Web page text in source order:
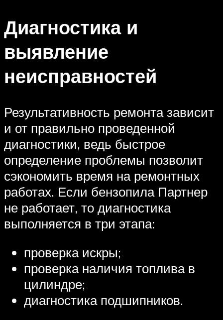
Диагностика и
выявление
неисправностей
Результативность ремонта зависит
и от правильно проведенной
диагностики, ведь быстрое
определение проблемы позволит
сэкономить время на ремонтных
работах. Если бензопила Партнер
не работает, то диагностика
выполняется в три этапа:
проверка искры;
проверка наличия топлива в
цилиндре;
диагностика подшипников.